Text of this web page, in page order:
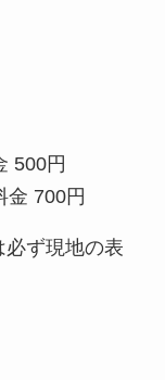
500円
金 700円
ず現地の表